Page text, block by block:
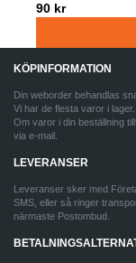
90 kr
KÖPINFORMATION
Din weborder behandlas
Vi har de flesta varor i lager.
Om varor i din beställning
via e-mail.
LEVERANSER
Leveranser sker med
SMS, eller så ringer
närmaste Postombud.